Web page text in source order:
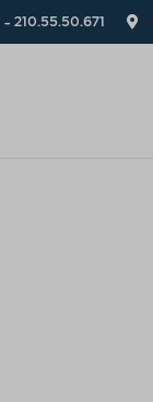
- 210.55.50.671